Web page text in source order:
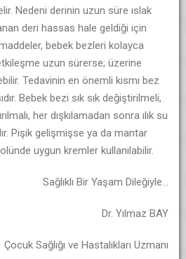
Nedeni derinin uzun süre ıslak
deri hassas hale geldiği için
bebek bezleri kolayca
uzun sürerse; üzerine
Tedavinin en önemli kısmı bez
Bebek bezi sık sık değiştirilmeli,
her dışkılamadan sonra ılık su
Pişik gelişmişse ya da mantar
uygun kremler kullanılabilir.
Sağlıklı Bir Yaşam Dileğiyle…
Dr. Yılmaz BAY
Çocuk Sağlığı ve Hastalıkları Uzmanı